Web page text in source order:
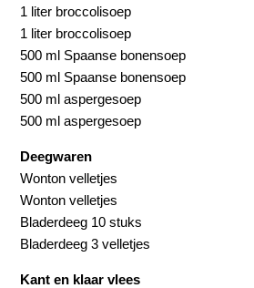
1 liter broccolisoep
1 liter broccolisoep
500 ml Spaanse bonensoep
500 ml Spaanse bonensoep
500 ml aspergesoep
500 ml aspergesoep
Deegwaren
Wonton velletjes
Wonton velletjes
Bladerdeeg 10 stuks
Bladerdeeg 3 velletjes
Kant en klaar vlees